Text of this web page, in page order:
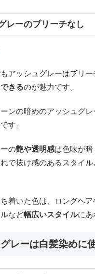
レーのブリーチなし
アッシュグレーはブリー
きるのが魅力です。
ンの暗めのアッシュグ
す。
の艶や透明感は色味が
で抜け感のあるスタイ
着いた色は、ロングヘア
など幅広いスタイルにあ
レーは白髪染めに